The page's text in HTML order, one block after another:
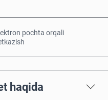
pochta orqali
haqida